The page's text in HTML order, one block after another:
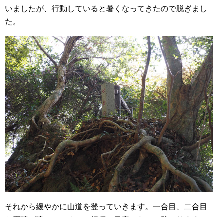
いましたが、行動していると暑くなってきたので脱ぎまし
た。
それから緩やかに山道を登っていきます。一合目、二合目